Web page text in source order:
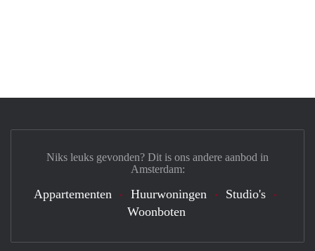
Niks leuks gevonden? Dit is ons andere aanbod in
Amsterdam:
Appartementen Huurwoningen
Studio's
Woonboten